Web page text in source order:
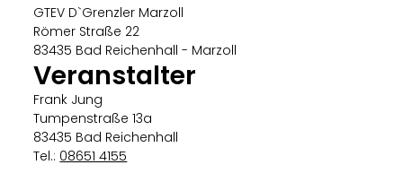
GTEV D`Grenzler Marzoll
Römer Straße 22
83435 Bad Reichenhall - Marzoll
Veranstalter
Frank Jung
Tumpenstraße 13a
83435 Bad Reichenhall
Tel.: 08651 4155